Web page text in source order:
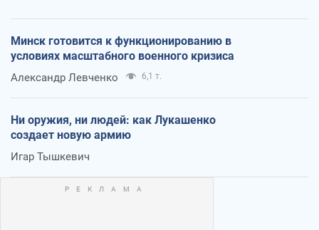
Минск готовится к функционированию в
условиях масштабного военного кризиса
Александр Левченко 6,1 т.
Ни оружия, ни людей: как Лукашенко
создает новую армию
Игар Тышкевич